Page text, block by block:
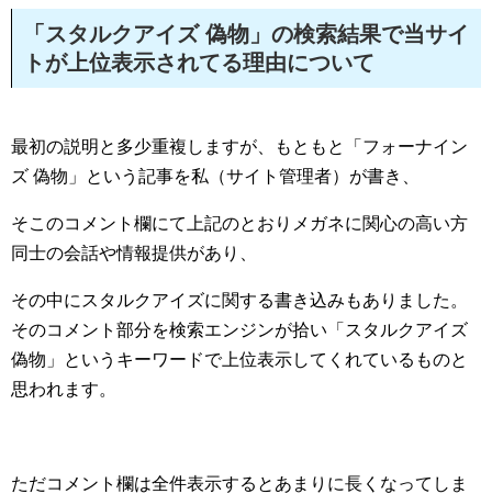
「スタルクアイズ 偽物」の検索結果で当サイ
トが上位表示されてる理由について
最初の説明と多少重複しますが、もともと「フォーナイン
ズ 偽物」という記事を私（サイト管理者）が書き、
そこのコメント欄にて上記のとおりメガネに関心の高い方
同士の会話や情報提供があり、
その中にスタルクアイズに関する書き込みもありました。
そのコメント部分を検索エンジンが拾い「スタルクアイズ
偽物」というキーワードで上位表示してくれているものと
思われます。
ただコメント欄は全件表示するとあまりに長くなってしま